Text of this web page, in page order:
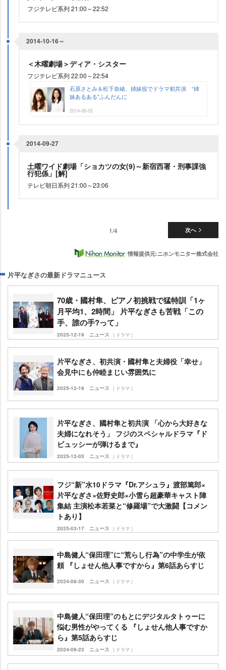
フジテレビ系列 21:00～22:52
2014-10-16～
＜木曜劇場＞ディア・シスター
フジテレビ系列 22:00～22:54
石原さとみ＆松下奈緒、姉妹役でドラマ初共演 “姉
妹あるある”ふんだんに
2014-09-02
2014-09-27
土曜ワイド劇場「ショカツの女(9)～新宿西署・刑事課強
行犯係」[解]
テレビ朝日系列 21:00～23:06
次へ
1/4
情報提供元:ニホンモニター株式会社
片平なぎさの最新ドラマニュース
70歳・國村隼、ピアノ初挑戦で猛特訓「1ヶ
月平均1、2時間」 片平なぎさも苦戦「この
手、誰の手?って」
2025-12-19 ニュース ｜ドラマ｜
片平なぎさ、初共演・國村隼と夫婦役「幸せ」
会見中にも仲睦まじい雰囲気に
2025-12-19 ニュース ｜ドラマ｜
片平なぎさ、國村隼と初共演 「心から大好きな
夫婦になれそう」 フジのスペシャルドラマ『ド
ビュッシーが弾けるまで』
2025-12-05 ニュース ｜ドラマ｜
フジ“新”水10ドラマ『Dr.アシュラ』渡部篤郎×
片平なぎさ×佐野史郎×小雪ら超豪華キャスト陣
集結 主演松本若菜と“修羅場”で大激闘【コメン
トあり】
2025-03-17 ニュース ｜ドラマ｜
中島健人“保田理”に“荒らし行為”の中学生が依
頼 『しょせん他人事ですから』第6話あらすじ
2024-08-30 ニュース ｜ドラマ｜
中島健人“保田理”のもとにデジタルタトゥーに
悩む男性がやってくる 『しょせん他人事ですか
ら』第5話あらすじ
2024-08-23 ニュース ｜ドラマ｜